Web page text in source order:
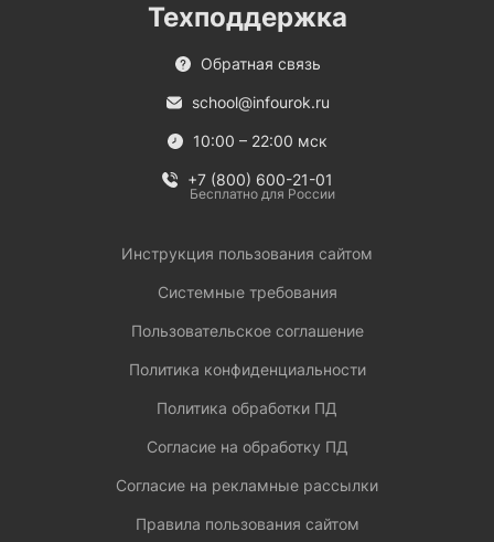
Техподдержка
Обратная связь
school@infourok.ru
10:00 – 22:00 мск
+7 (800) 600-21-01
Бесплатно для России
Инструкция пользования сайтом
Системные требования
Пользовательское соглашение
Политика конфиденциальности
Политика обработки ПД
Согласие на обработку ПД
Согласие на рекламные рассылки
Правила пользования сайтом